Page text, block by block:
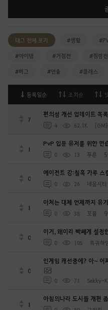
태그 전체 보기 #생활
#아이템 #거점전 #점령전
#버그 #연출 #클래스
등록일순 조회순
7
편의성 개선 업데이트 목
4 62.1K [GM]
1
PvP 입문 유저를 위한 연
0 13 푸른
0
에이전트 강:칠흑 가루 스
0 26 네옴시티
1
아처는 대체 언제까지 유
0 38 꼬물
0
이거, 왜이리 빡쎄게 설정
0 105 흑귀하
0
인게임 캐선중에? 아~
0 71 Sekky-
1
아침의나라 도시들 개편